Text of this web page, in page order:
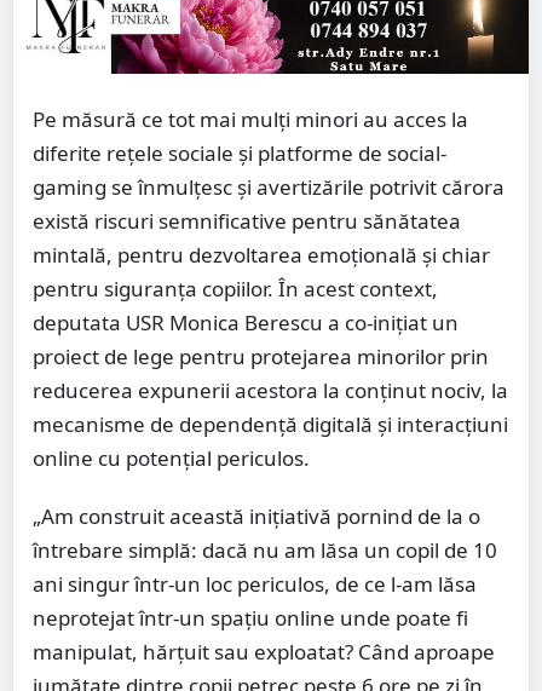
Pe măsură ce tot mai mulți minori au acces la
diferite rețele sociale și platforme de social-
gaming se înmulțesc și avertizările potrivit cărora
există riscuri semnificative pentru sănătatea
mintală, pentru dezvoltarea emoțională și chiar
pentru siguranța copiilor. În acest context,
deputata USR Monica Berescu a co-inițiat un
proiect de lege pentru protejarea minorilor prin
reducerea expunerii acestora la conținut nociv, la
mecanisme de dependență digitală și interacțiuni
online cu potențial periculos.
„Am construit această inițiativă pornind de la o
întrebare simplă: dacă nu am lăsa un copil de 10
ani singur într-un loc periculos, de ce l-am lăsa
neprotejat într-un spațiu online unde poate fi
manipulat, hărțuit sau exploatat? Când aproape